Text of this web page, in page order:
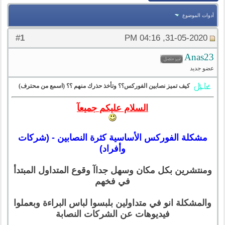
أدوات الموضوع
#
1 31-05-2020, 04:16 PM
Anas23
عضو جديد
كيف تميز نصابين الفوركس؟؟ وتأخذ حذرك منهم ؟؟ (اسمع من محترف)
السلام عليكم جميعآ
مشكلة الفوركس الأساسية كثرة النصابين - (شركات
وأفراد)
ومنتشرين بكل مكان وسهل جداآ وقوع المتداول المبتدأ
في فخهم
والمشكلة انو في متداولين بلبسوا لباس البراءة وبعملوا
فيديوهات عن الشركات النصابة